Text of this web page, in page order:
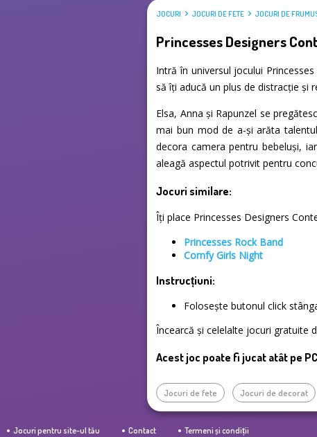
JOCURI JOCURI DE FETE JOCURI DE
Princesses Designers
Intră în universul jocului
să îți aducă un plus de distracție și
Elsa, Anna și Rapunzel se
mai bun mod de a-și arăta
decora camera pentru bebeluși,
aleagă aspectul potrivit pentru
Jocuri similare:
Îți place Princesses Designers
Princesses Rock Band
Comfy Girls Night
Instrucțiuni:
Folosește butonul click
Încearcă și celelalte jocuri gratuite
Acest joc poate fi jucat atât pe
Jocuri de fete Jocuri de decorat
Jocuri pentru site-ul tău Contact Termeni și condiții